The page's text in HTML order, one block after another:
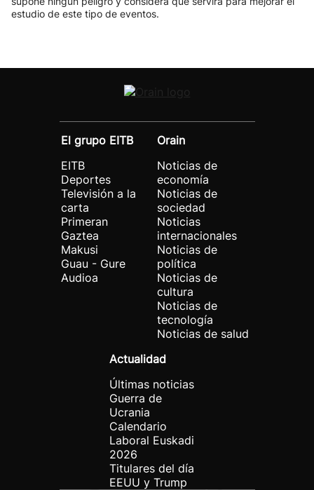
estudio de este tipo de eventos.
El grupo EITB
EITB
Deportes
Televisión a la
carta
Primeran
Gaztea
Makusi
Guau - Gure
Audioa
Orain
Noticias de
economía
Noticias de
sociedad
Noticias
internacionales
Noticias de
política
Noticias de
cultura
Noticias de
tecnología
Noticias de salud
Actualidad
Últimas noticias
Guerra de
Ucrania
Calendario
Laboral Euskadi
2026
Titulares del día
EEUU y Trump